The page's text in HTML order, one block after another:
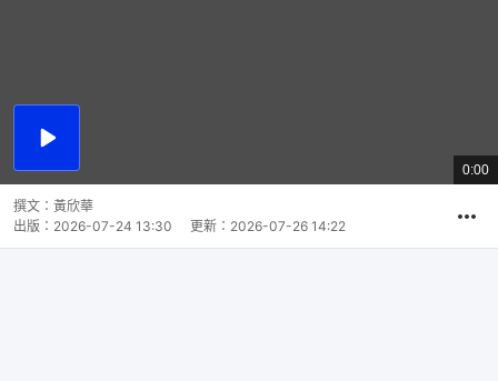
播
總
共
0:00
撰文： 黃欣華
出版： 2026-07-24 13:30 更新： 2026-07-26 14:22